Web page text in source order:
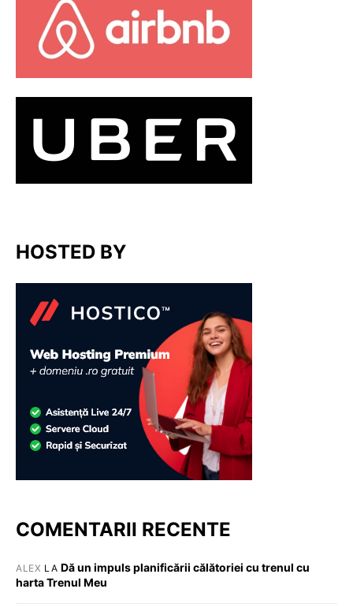
HOSTED BY
COMENTARII RECENTE
ALEX LA Dă un impuls planificării călătoriei cu trenul cu
harta Trenul Meu